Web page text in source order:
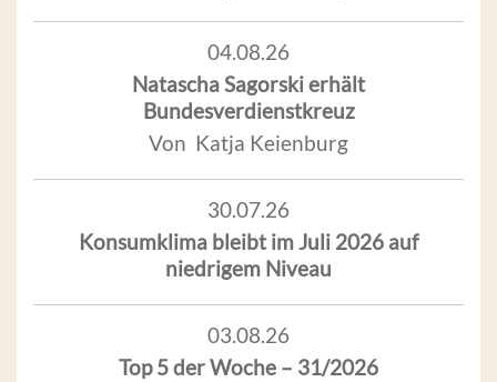
04.08.26
Natascha Sagorski erhält
Bundesverdienstkreuz
Von Katja Keienburg
30.07.26
Konsumklima bleibt im Juli 2026 auf
niedrigem Niveau
03.08.26
Top 5 der Woche – 31/2026